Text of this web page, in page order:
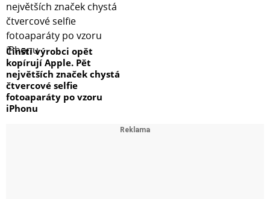
Čínští výrobci opět
kopírují Apple. Pět
největších značek chystá
čtvercové selfie
fotoaparáty po vzoru
iPhonu